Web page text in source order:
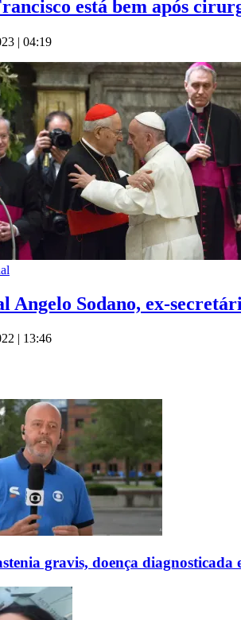
está bem após
| 04:19
Angelo Sodano, ex-
| 13:46
gravis, doença diagnosticada